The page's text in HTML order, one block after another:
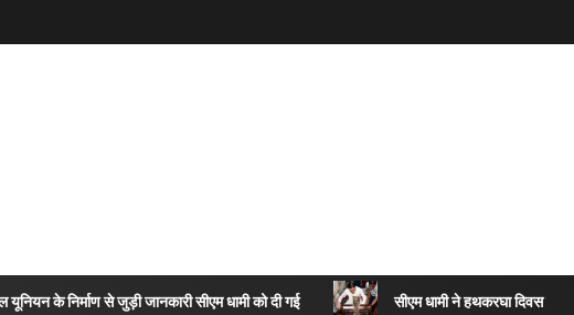
से जुड़ी जानकारी सीएम धामी को दी गई सीएम धामी ने हथकरघा दिवस समारोह में की